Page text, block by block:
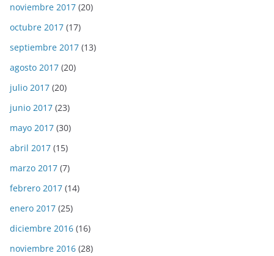
noviembre 2017 (20)
octubre 2017 (17)
septiembre 2017 (13)
agosto 2017 (20)
julio 2017 (20)
junio 2017 (23)
mayo 2017 (30)
abril 2017 (15)
marzo 2017 (7)
febrero 2017 (14)
enero 2017 (25)
diciembre 2016 (16)
noviembre 2016 (28)